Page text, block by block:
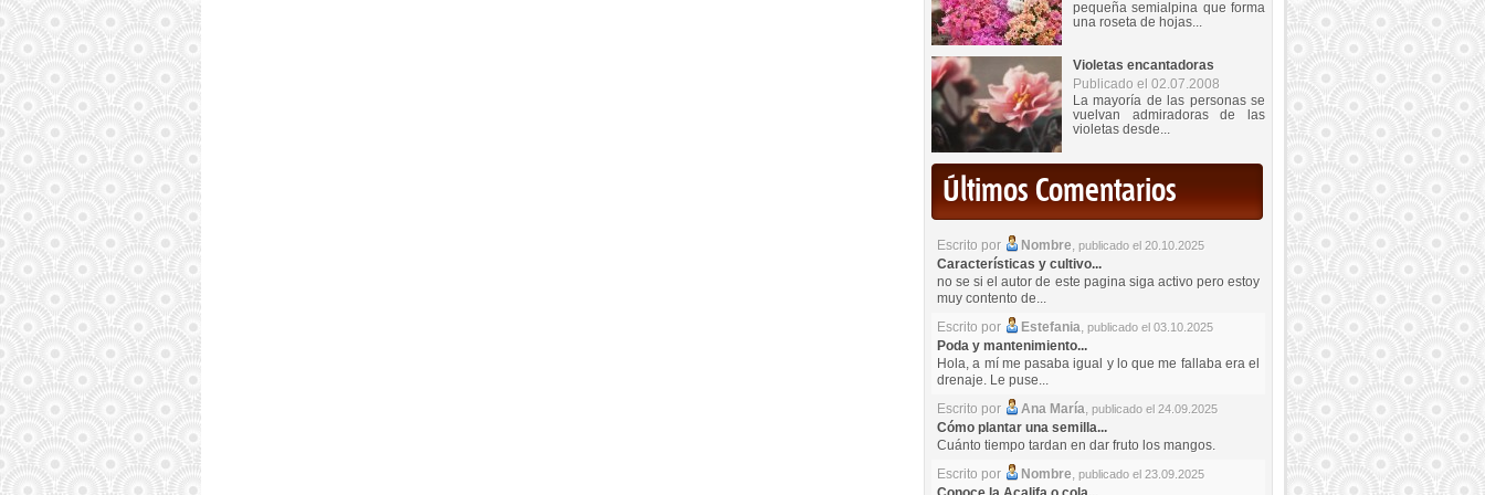
pequeña semialpina que forma
una roseta de hojas...
Violetas encantadoras
Publicado el 02.07.2008
La mayoría de las personas se
vuelvan admiradoras de las
violetas desde...
Últimos Comentarios
Escrito por Nombre, publicado el 20.10.2025
Características y cultivo...
no se si el autor de este pagina siga activo pero estoy
muy contento de...
Escrito por
Estefania, publicado el 03.10.2025
Poda y mantenimiento...
Hola, a mí me pasaba igual y lo que me fallaba era el
drenaje. Le puse...
Escrito por
Ana María, publicado el 24.09.2025
Cómo plantar una semilla...
Cuánto tiempo tardan en dar fruto los mangos.
Escrito por
Nombre, publicado el 23.09.2025